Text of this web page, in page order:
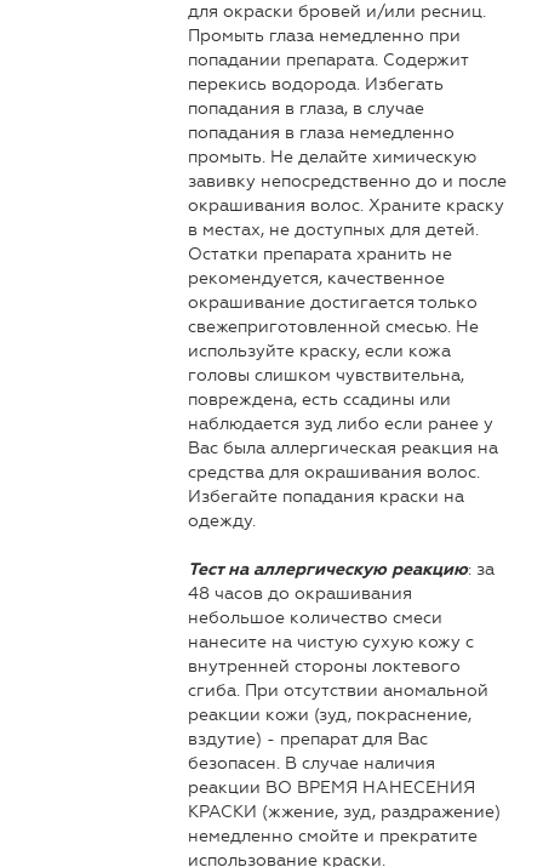
для окраски бровей и/или ресниц.
Промыть глаза немедленно при
попадании препарата. Содержит
перекись водорода. Избегать
попадания в глаза, в случае
попадания в глаза немедленно
промыть. Не делайте химическую
завивку непосредственно до и после
окрашивания волос. Храните краску
в местах, не доступных для детей.
Остатки препарата хранить не
рекомендуется, качественное
окрашивание достигается только
свежеприготовленной смесью. Не
используйте краску, если кожа
головы слишком чувствительна,
повреждена, есть ссадины или
наблюдается зуд либо если ранее у
Вас была аллергическая реакция на
средства для окрашивания волос.
Избегайте попадания краски на
одежду.
Тест на аллергическую реакцию: за
48 часов до окрашивания
небольшое количество смеси
нанесите на чистую сухую кожу с
внутренней стороны локтевого
сгиба. При отсутствии аномальной
реакции кожи (зуд, покраснение,
вздутие) - препарат для Вас
безопасен. В случае наличия
реакции ВО ВРЕМЯ НАНЕСЕНИЯ
КРАСКИ (жжение, зуд, раздражение)
немедленно смойте и прекратите
использование краски.